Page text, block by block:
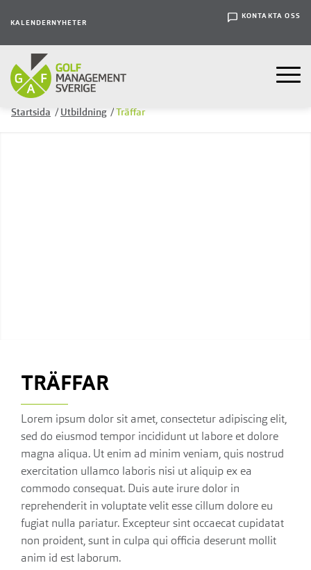
KALENDER NYHETER
KONTAKTA OSS
Startsida / Utbildning / Träffar
TRÄFFAR
Lorem ipsum dolor sit amet, consectetur adipiscing elit,
sed do eiusmod tempor incididunt ut labore et dolore
magna aliqua. Ut enim ad minim veniam, quis nostrud
exercitation ullamco laboris nisi ut aliquip ex ea
commodo consequat. Duis aute irure dolor in
reprehenderit in voluptate velit esse cillum dolore eu
fugiat nulla pariatur. Excepteur sint occaecat cupidatat
non proident, sunt in culpa qui officia deserunt mollit
anim id est laborum.